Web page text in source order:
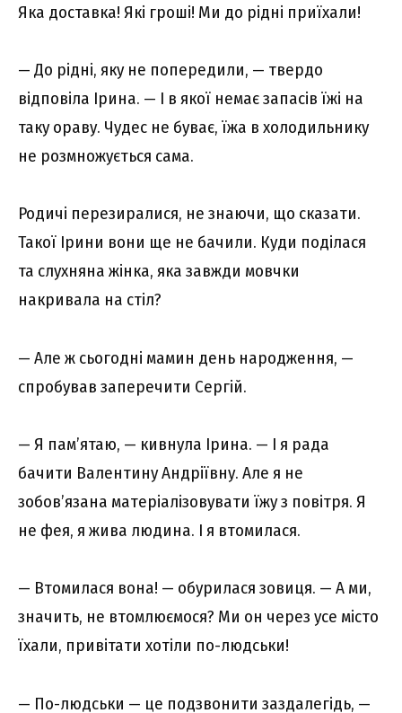
Яка доставка! Які гроші! Ми до рідні приїхали!
— До рідні, яку не попередили, — твердо
відповіла Ірина. — І в якої немає запасів їжі на
таку ораву. Чудес не буває, їжа в холодильнику
не розмножується сама.
Родичі перезиралися, не знаючи, що сказати.
Такої Ірини вони ще не бачили. Куди поділася
та слухняна жінка, яка завжди мовчки
накривала на стіл?
— Але ж сьогодні мамин день народження, —
спробував заперечити Сергій.
— Я пам’ятаю, — кивнула Ірина. — І я рада
бачити Валентину Андріївну. Але я не
зобов’язана матеріалізовувати їжу з повітря. Я
не фея, я жива людина. І я втомилася.
— Втомилася вона! — обурилася зовиця. — А ми,
значить, не втомлюємося? Ми он через усе місто
їхали, привітати хотіли по-людськи!
— По-людськи — це подзвонити заздалегідь, —